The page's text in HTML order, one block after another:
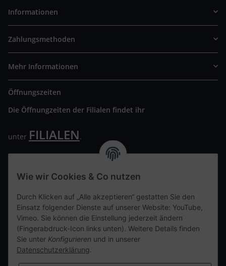
Informationen
Zahlungsmethoden
Mehr Informationen
Öffnungszeiten
Die Öffnungzeiten der Filialen findet ihr
unter FILIALEN.
Wir freuen uns auf Euren Besuch. Bitte beachtet die
Kontaktdaten
tweet
teilen
Wie wir Cookies & Co nutzen
Durch Klicken auf „Alle akzeptieren“ gestatten Sie den
Einsatz folgender Dienste auf unserer Website: YouTube,
Vimeo. Sie können die Einstellung jederzeit ändern
(Fingerabdruck-Icon links unten). Weitere Details finden
Sie unter Konfigurieren und in unserer
Datenschutzerklärung.